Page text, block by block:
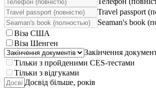
Travel passport
Seaman's book
Віза США
Віза Шенген
Закінчення
Тільки з пройденими CES-тестами
Тільки з відгуками
Досвід більше, років